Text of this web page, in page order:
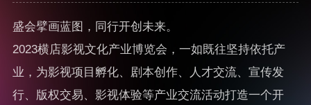
盛会擘画蓝图，同行开创未来。
2023横店影视文化产业博览会，一如既往坚持依托产
业，为影视项目孵化、剧本创作、人才交流、宣传发
行、版权交易、影视体验等产业交流活动打造一个开